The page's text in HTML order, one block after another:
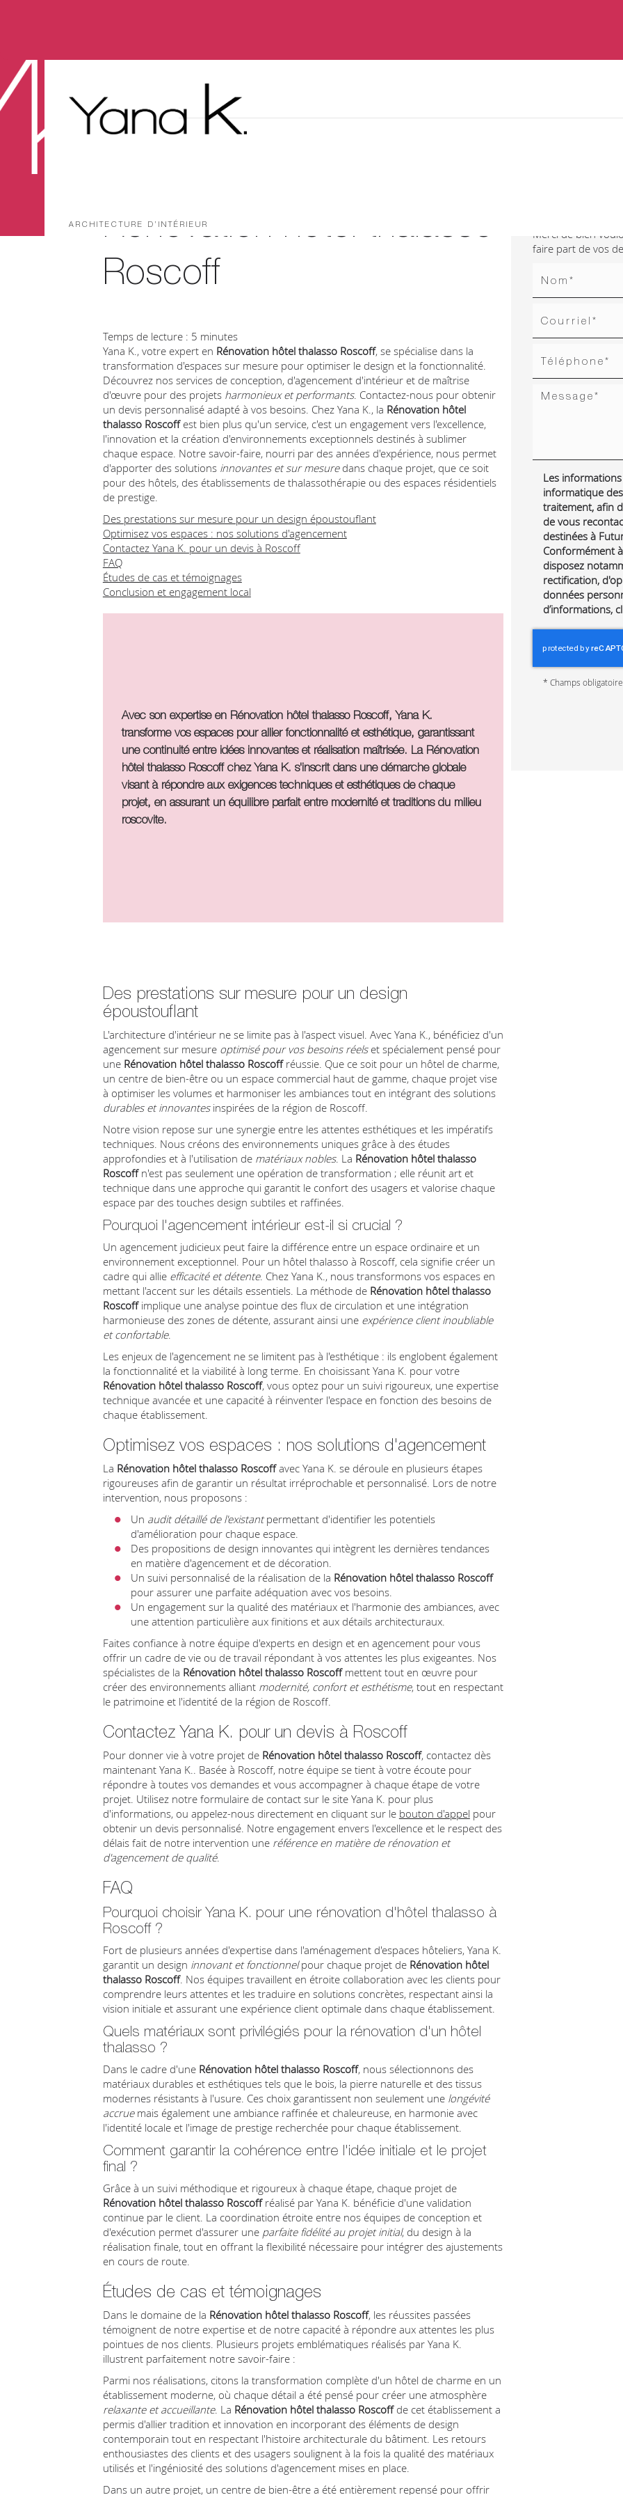
ARCHITECTURE D’INTÉRIEUR
Rénovation hôtel thalasso
Roscoff
Temps de lecture : 5 minutes
Yana K., votre expert en Rénovation hôtel thalasso Roscoff, se spécialise dans la
transformation d'espaces sur mesure pour optimiser le design et la fonctionnalité.
Découvrez nos services de conception, d'agencement d'intérieur et de maîtrise
d'œuvre pour des projets harmonieux et performants. Contactez-nous pour obtenir
un devis personnalisé adapté à vos besoins. Chez Yana K., la Rénovation hôtel
thalasso Roscoffest bien plus qu'un service, c'est un engagement vers l'excellence,
l'innovation et la création d'environnements exceptionnels destinés à sublimer
chaque espace. Notre savoir-faire, nourri par des années d'expérience, nous permet
d'apporter des solutions innovantes et sur mesuredans chaque projet, que ce soit
pour des hôtels, des établissements de thalassothérapie ou des espaces résidentiels
de prestige.
Des prestations sur mesure pour un design époustouflant
Optimisez vos espaces : nos solutions d'agencement
Contactez Yana K. pour un devis à Roscoff
FAQ
Études de cas et témoignages
Conclusion et engagement local
Avec son expertise en Rénovation hôtel thalasso Roscoff, Yana K.
transforme vos espaces pour allier fonctionnalité et esthétique, garantissant
une continuité entre idées innovantes et réalisation maîtrisée. La Rénovation
hôtel thalasso Roscoffchez Yana K. s'inscrit dans une démarche globale
visant à répondre aux exigences techniques et esthétiques de chaque
projet, en assurant un équilibre parfait entre modernité et traditions du milieu
roscovite.
Des prestations sur mesure pour un design
époustouflant
L'architecture d'intérieur ne se limite pas à l'aspect visuel. Avec Yana K., bénéficiez d'un
agencement sur mesure optimisé pour vos besoins réelset spécialement pensé pour
une Rénovation hôtel thalasso Roscoffréussie. Que ce soit pour un hôtel de charme,
un centre de bien-être ou un espace commercial haut de gamme, chaque projet vise
à optimiser les volumes et harmoniser les ambiances tout en intégrant des solutions
durables et innovantesinspirées de la région de Roscoff.
Notre vision repose sur une synergie entre les attentes esthétiques et les impératifs
techniques. Nous créons des environnements uniques grâce à des études
approfondies et à l'utilisation de matériaux nobles. La Rénovation hôtel thalasso
Roscoffn'est pas seulement une opération de transformation ; elle réunit art et
technique dans une approche qui garantit le confort des usagers et valorise chaque
espace par des touches design subtiles et raffinées.
Pourquoi l'agencement intérieur est-il si crucial ?
Un agencement judicieux peut faire la différence entre un espace ordinaire et un
environnement exceptionnel. Pour un hôtel thalasso à Roscoff, cela signifie créer un
cadre qui allie efficacité et détente. Chez Yana K., nous transformons vos espaces en
mettant l'accent sur les détails essentiels. La méthode de Rénovation hôtel thalasso
Roscoffimplique une analyse pointue des flux de circulation et une intégration
harmonieuse des zones de détente, assurant ainsi une expérience client inoubliable
et confortable.
Les enjeux de l'agencement ne se limitent pas à l'esthétique : ils englobent également
la fonctionnalité et la viabilité à long terme. En choisissant Yana K. pour votre
Rénovation hôtel thalasso Roscoff, vous optez pour un suivi rigoureux, une expertise
technique avancée et une capacité à réinventer l'espace en fonction des besoins de
chaque établissement.
Optimisez vos espaces : nos solutions d'agencement
La Rénovation hôtel thalasso Roscoffavec Yana K. se déroule en plusieurs étapes
rigoureuses afin de garantir un résultat irréprochable et personnalisé. Lors de notre
intervention, nous proposons :
Un audit détaillé de l'existantpermettant d'identifier les potentiels
d'amélioration pour chaque espace.
Des propositions de design innovantes qui intègrent les dernières tendances
en matière d'agencement et de décoration.
Un suivi personnalisé de la réalisation de la Rénovation hôtel thalasso Roscoff
pour assurer une parfaite adéquation avec vos besoins.
Un engagement sur la qualité des matériaux et l'harmonie des ambiances, avec
une attention particulière aux finitions et aux détails architecturaux.
Faites confiance à notre équipe d'experts en design et en agencement pour vous
offrir un cadre de vie ou de travail répondant à vos attentes les plus exigeantes. Nos
spécialistes de la Rénovation hôtel thalasso Roscoffmettent tout en œuvre pour
créer des environnements alliant modernité, confort et esthétisme, tout en respectant
le patrimoine et l'identité de la région de Roscoff.
Contactez Yana K. pour un devis à Roscoff
Pour donner vie à votre projet de Rénovation hôtel thalasso Roscoff, contactez dès
maintenant Yana K.. Basée à Roscoff, notre équipe se tient à votre écoute pour
répondre à toutes vos demandes et vous accompagner à chaque étape de votre
projet. Utilisez notre formulaire de contact sur le site Yana K. pour plus
d'informations, ou appelez-nous directement en cliquant sur le bouton d'appel pour
obtenir un devis personnalisé. Notre engagement envers l'excellence et le respect des
délais fait de notre intervention une référence en matière de rénovation et
d'agencement de qualité.
FAQ
Pourquoi choisir Yana K. pour une rénovation d'hôtel thalasso à
Roscoff ?
Fort de plusieurs années d'expertise dans l'aménagement d'espaces hôteliers, Yana K.
garantit un design innovant et fonctionnelpour chaque projet de Rénovation hôtel
thalasso Roscoff. Nos équipes travaillent en étroite collaboration avec les clients pour
comprendre leurs attentes et les traduire en solutions concrètes, respectant ainsi la
vision initiale et assurant une expérience client optimale dans chaque établissement.
Quels matériaux sont privilégiés pour la rénovation d'un hôtel
thalasso ?
Dans le cadre d'une Rénovation hôtel thalasso Roscoff, nous sélectionnons des
matériaux durables et esthétiques tels que le bois, la pierre naturelle et des tissus
modernes résistants à l'usure. Ces choix garantissent non seulement une longévité
accruemais également une ambiance raffinée et chaleureuse, en harmonie avec
l'identité locale et l'image de prestige recherchée pour chaque établissement.
Comment garantir la cohérence entre l'idée initiale et le projet
final ?
Grâce à un suivi méthodique et rigoureux à chaque étape, chaque projet de
Rénovation hôtel thalasso Roscoffréalisé par Yana K. bénéficie d'une validation
continue par le client. La coordination étroite entre nos équipes de conception et
d'exécution permet d'assurer une parfaite fidélité au projet initial, du design à la
réalisation finale, tout en offrant la flexibilité nécessaire pour intégrer des ajustements
en cours de route.
Études de cas et témoignages
Dans le domaine de la Rénovation hôtel thalasso Roscoff, les réussites passées
témoignent de notre expertise et de notre capacité à répondre aux attentes les plus
pointues de nos clients. Plusieurs projets emblématiques réalisés par Yana K.
illustrent parfaitement notre savoir-faire :
Parmi nos réalisations, citons la transformation complète d'un hôtel de charme en un
établissement moderne, où chaque détail a été pensé pour créer une atmosphère
relaxante et accueillante. La Rénovation hôtel thalasso Roscoffde cet établissement a
permis d'allier tradition et innovation en incorporant des éléments de design
contemporain tout en respectant l'histoire architecturale du bâtiment. Les retours
enthousiastes des clients et des usagers soulignent à la fois la qualité des matériaux
utilisés et l'ingéniosité des solutions d'agencement mises en place.
Dans un autre projet, un centre de bien-être a été entièrement repensé pour offrir
Merci de bien
faire part de vos
Les
informatique
traitement, afin
de vous
destinées à
Conformément
disposez
rectification,
données
d’informations,
*Champs